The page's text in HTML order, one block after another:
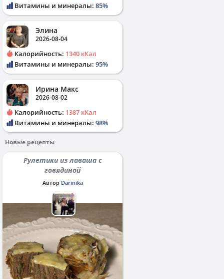
Витамины и минералы: 85%
Элина
2026-08-04
Калорийность: 1340 кКал
Витамины и минералы: 95%
Ирина Макс
2026-08-02
Калорийность: 1387 кКал
Витамины и минералы: 98%
Новые рецепты
Рулетики из лаваша с
говядиной
Автор Darinika